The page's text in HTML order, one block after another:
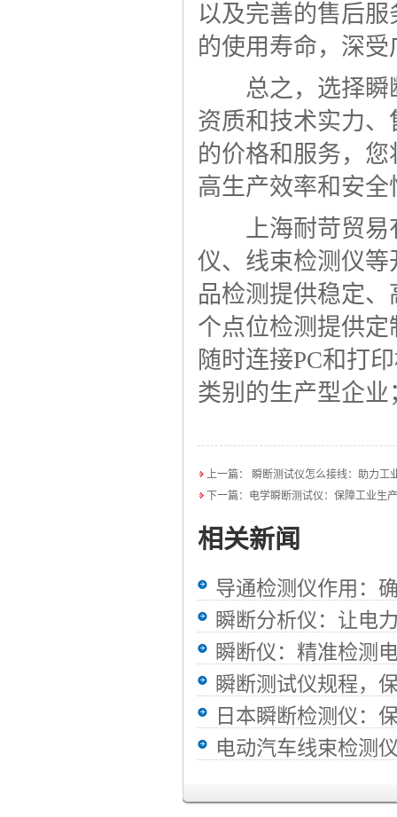
以及完善的售后
的使用寿命，深
总之，选择瞬断
资质和技术实力
的价格和服务，
高生产效率和安全
上海耐苛贸易有
仪、线束检测仪
品检测提供稳定
个点位检测提供
随时连接PC和打
类别的生产型企
上一篇： 瞬断测试仪怎么接线：助力工
下一篇： 电学瞬断测试仪：保障工业生
相关新闻
导通检测仪作用：
瞬断分析仪：让电
瞬断仪：精准检测
瞬断测试仪规程，
日本瞬断检测仪：
电动汽车线束检测